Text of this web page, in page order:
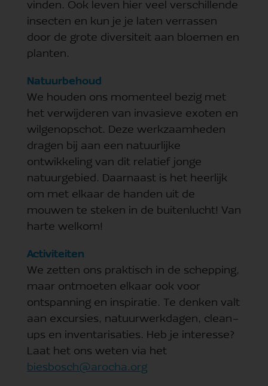
vinden. Ook leven hier veel verschillende
insecten en kun je je laten verrassen
door de grote diversiteit aan bloemen en
planten.
Natuurbehoud
We houden ons momenteel bezig met
het verwijderen van invasieve exoten en
wilgenopschot. Deze werkzaamheden
dragen bij aan een natuurlijke
ontwikkeling van dit relatief jonge
natuurgebied. Daarnaast is het heerlijk
om met elkaar de handen uit de
mouwen te steken in de buitenlucht! Van
harte welkom!
Activiteiten
We zetten ons praktisch in de schepping,
maar ontmoeten elkaar ook voor
ontspanning en inspiratie. Te denken valt
aan excursies, natuurwerkdagen, clean-
ups en inventarisaties. Heb je interesse?
Laat het ons weten via het
biesbosch@arocha.org